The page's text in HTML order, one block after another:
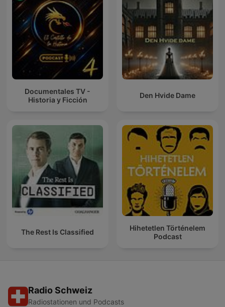
Documentales TV -
Historia y Ficción
Den Hvide Dame
The Rest Is Classified
Hihetetlen Történelem
Podcast
Radio Schweiz
Radiostationen und Podcasts